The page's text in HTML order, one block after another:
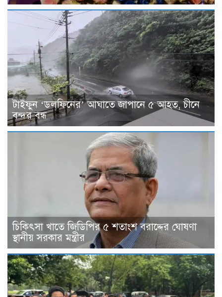
টাইফুন ‘ডলফিনের’ আঘাতে জাপানে ৫ আহত, চীনে
বন্দর বন্ধ
চিকিৎসা খাতে জিডিপির ৫ শতাংশ বরাদ্দের ঘোষণা
স্থানীয় সরকার মন্ত্রীর